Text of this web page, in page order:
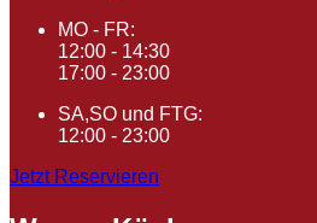
MO - FR:
12:00 - 14:30
17:00 - 23:00
SA,SO und FTG:
12:00 - 23:00
Jetzt Reservieren